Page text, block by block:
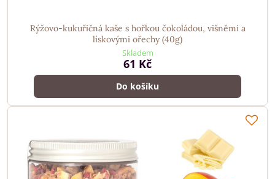
Rýžovo-kukuřičná kaše s hořkou čokoládou, višněmi a
lískovými ořechy (40g)
Skladem
61 Kč
Do košíku